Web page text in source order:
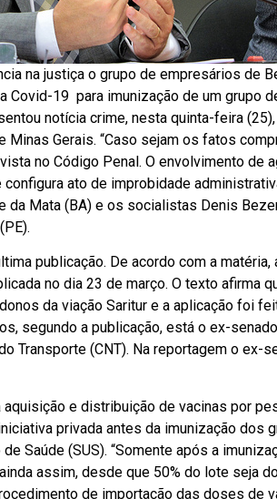
na justiça o grupo de empresários de
Covid-19 para imunização de um grupo
notícia crime, nesta quinta-feira
Gerais. “Caso sejam os fatos
no Código Penal. O envolvimento de
ato de improbidade
da Mata (BA) e os socialistas Denis
publicação. De acordo com a
no dia 23 de março. O texto afirma
da viação Saritur e a aplicação foi
segundo a publicação, está o ex-
Transporte (CNT). Na reportagem o ex-
e distribuição de vacinas por
privada antes da imunização dos
Saúde (SUS). “Somente após a
assim, desde que 50% do lote seja
de importação das doses de